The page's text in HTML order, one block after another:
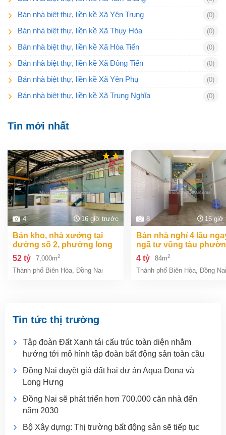
Bán nhà biệt thự, liền kề Xã Yên Trung (0)
Bán nhà biệt thự, liền kề Xã Thụy Hòa (0)
Bán nhà biệt thự, liền kề Xã Hòa Tiến (0)
Bán nhà biệt thự, liền kề Xã Đông Tiến (0)
Bán nhà biệt thự, liền kề Xã Yên Phụ (0)
Bán nhà biệt thự, liền kề Xã Trung Nghĩa (0)
Tin mới nhất
4 16 giờ trước
bán kho, nhà xưởng tại
đường số 2, phường long
bình, thành phố biên hòa,
đồng nai giá 52 tỷ
52 tỷ 7,000m2
Thành phố Biên Hòa, Đồng Nai
8 16 giờ
bán nhà nghỉ 4 lầu ngay
ngã tư vũng tàu
an bình biên hòa đồng
giá chỉ 4 tỷ
4 tỷ 84m2
Thành phố Biên Hòa, Đồng Nai
Tin tức thị trường
Tập đoàn Đất Xanh tái cấu trúc toàn diện nhằm
hướng tới mô hình tập đoàn bất động sản toàn cầu
Đồng Nai duyệt giá đất hai dự án Aqua Dona và
Long Hưng
Đồng Nai sẽ phát triển hơn 700.000 căn nhà đến
năm 2030
Bộ Xây dựng: Thị trường bất động sản sẽ tiếp tục